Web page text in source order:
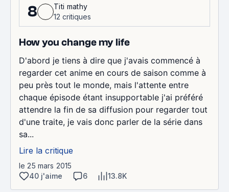
8
Titi mathy
12 critiques
How you change my life
D'abord je tiens à dire que j'avais commencé à
regarder cet anime en cours de saison comme à
peu près tout le monde, mais l'attente entre
chaque épisode étant insupportable j'ai préféré
attendre la fin de sa diffusion pour regarder tout
d'une traite, je vais donc parler de la série dans
sa...
Lire la critique
le 25 mars 2015
40 j'aime
6 13.8K